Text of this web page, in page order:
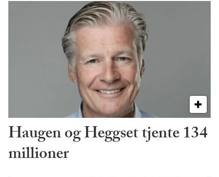
Haugen og Heggset tjente 134
millioner